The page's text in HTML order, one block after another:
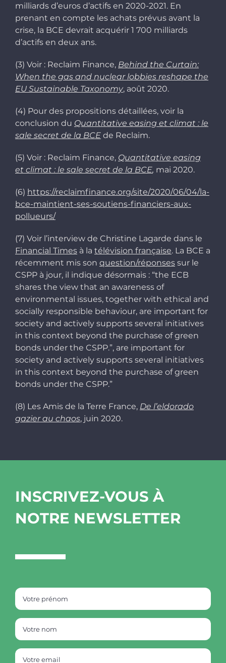
milliards d’euros d’actifs en 2020-2021. En
prenant en compte les achats prévus avant la
crise, la BCE devrait acquérir 1 700 milliards
d’actifs en deux ans.
(3) Voir : Reclaim Finance, Behind the Curtain:
When the gas and nuclear lobbies reshape the
EU Sustainable Taxonomy, août 2020.
(4) Pour des propositions détaillées, voir la
conclusion du Quantitative easing et climat : le
sale secret de la BCE de Reclaim.
(5) Voir : Reclaim Finance, Quantitative easing
et climat : le sale secret de la BCE, mai 2020.
(6) https://reclaimfinance.org/site/2020/06/04/la-
bce-maintient-ses-soutiens-financiers-aux-
pollueurs/
(7) Voir l’interview de Christine Lagarde dans le
Financial Times à la télévision française. La BCE a
récemment mis son question/réponses sur le
CSPP à jour, il indique désormais : “the ECB
shares the view that an awareness of
environmental issues, together with ethical and
socially responsible behaviour, are important for
society and actively supports several initiatives
in this context beyond the purchase of green
bonds under the CSPP.”, are important for
society and actively supports several initiatives
in this context beyond the purchase of green
bonds under the CSPP.”
(8) Les Amis de la Terre France, De l’eldorado
gazier au chaos, juin 2020.
INSCRIVEZ-VOUS À
NOTRE NEWSLETTER